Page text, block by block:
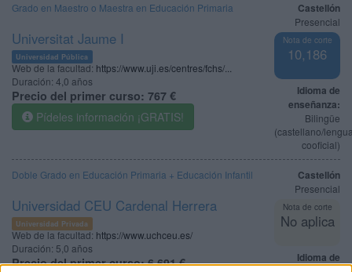
Castellón
Presencial
Nota de corte
10,186
Idioma de
enseñanza:
Bilingüe
(castellano/
cooficial)
Grado en Maestro o Maestra en Educación Primaria
Universitat Jaume I
Universidad Pública
Web de la facultad: https://www.uji.es/centres/fchs/...
Duración: 4,0 años
Precio del primer curso: 767 €
Pídeles información ¡GRATIS!
Castellón
Presencial
Nota de corte
No aplica
Idioma de
Doble Grado en Educación Primaria + Educación Infantil
Universidad CEU Cardenal Herrera
Universidad Privada
Web de la facultad: https://www.uchceu.es/
Duración: 5,0 años
Precio del primer curso:6.691 €